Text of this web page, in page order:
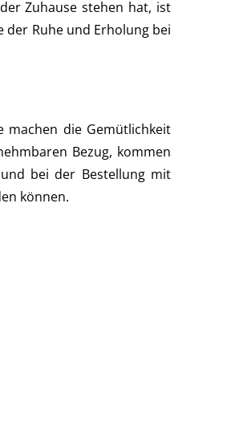
Zuhause stehen hat, ist
der Ruhe und Erholung bei
machen die Gemütlichkeit
Bezug, kommen
bei der Bestellung mit
können.